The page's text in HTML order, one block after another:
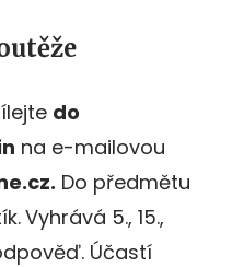
do
na e-mailovou
Do předmětu
Vyhrává 5., 15.,
Účastí